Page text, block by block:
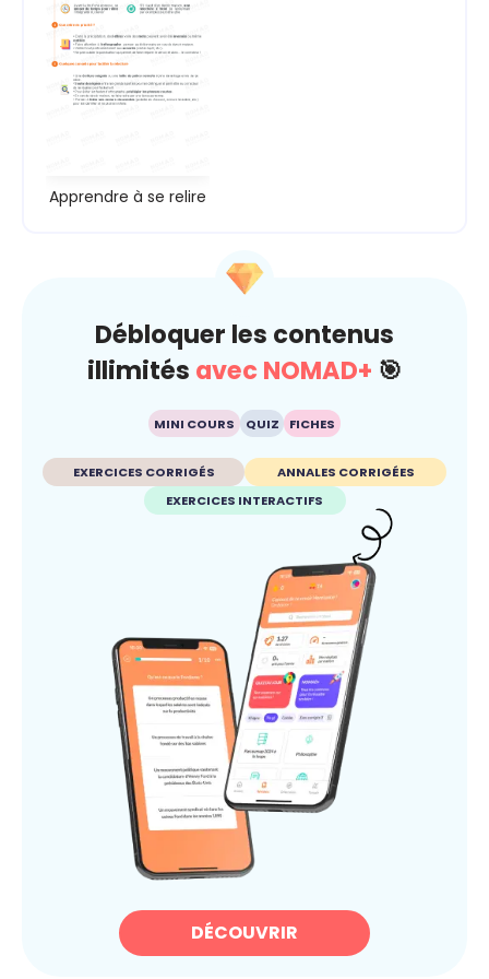
Apprendre à se relire
Débloquer les contenus
illimités avec NOMAD+ 🎯
MINI COURS QUIZ FICHES
EXERCICES CORRIGÉS
ANNALES CORRIGÉES
EXERCICES INTERACTIFS
DÉCOUVRIR